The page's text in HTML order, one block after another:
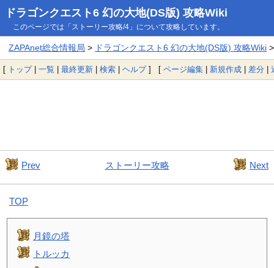
ドラゴンクエスト6 幻の大地(DS版) 攻略Wiki
このページでは「ストーリー攻略/4」について攻略しています。
ZAPAnet総合情報局 > ドラゴンクエスト6 幻の大地(DS版) 攻略Wiki>
[ トップ| 一覧 | 最終更新 | 検索 | ヘルプ] [ ページ編集 | 新規作成 | 差分 |
Prev Next
ストーリー攻略
TOP
月鏡の塔
トルッカ